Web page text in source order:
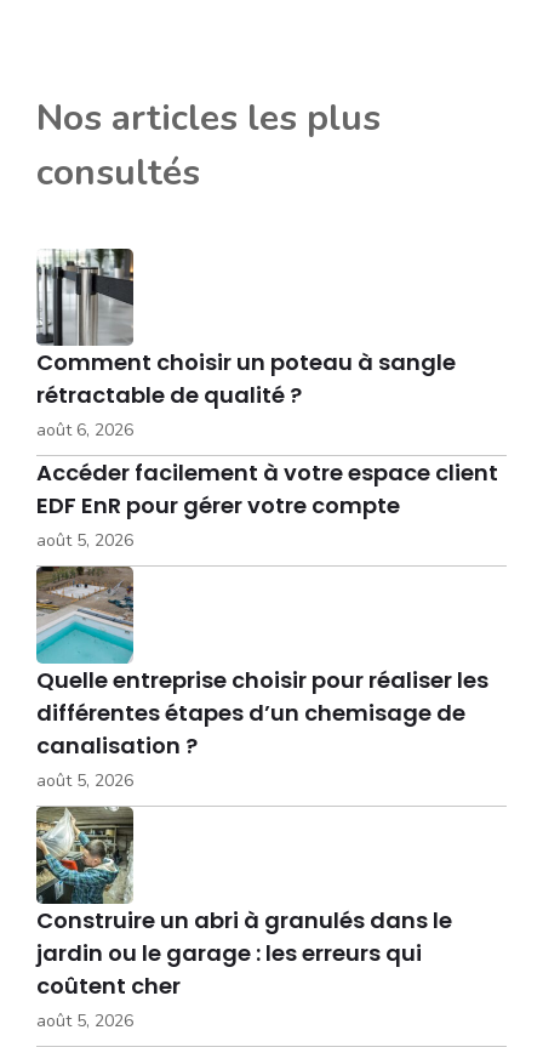
Nos articles les plus
consultés
Comment choisir un poteau à sangle
rétractable de qualité ?
août 6, 2026
Accéder facilement à votre espace client
EDF EnR pour gérer votre compte
août 5, 2026
Quelle entreprise choisir pour réaliser les
différentes étapes d’un chemisage de
canalisation ?
août 5, 2026
Construire un abri à granulés dans le
jardin ou le garage : les erreurs qui
coûtent cher
août 5, 2026